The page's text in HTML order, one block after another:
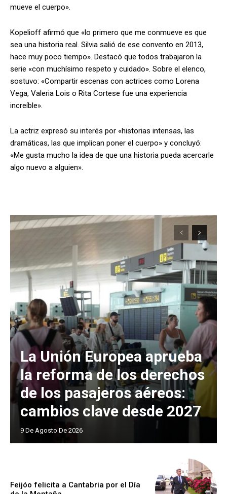
mueve el cuerpo».
Kopelioff afirmó que «lo primero que me conmueve es que
sea una historia real. Silvia salió de ese convento en 2013,
hace muy poco tiempo». Destacó que todos trabajaron la
serie «con muchísimo respeto y cuidado». Sobre el elenco,
sostuvo: «Compartir escenas con actrices como Lorena
Vega, Valeria Lois o Rita Cortese fue una experiencia
increíble».
La actriz expresó su interés por «historias intensas, las
dramáticas, las que implican poner el cuerpo» y concluyó:
«Me gusta mucho la idea de que una historia pueda acercarle
algo nuevo a alguien».
La Unión Europea aprueba
la reforma de los derechos
de los pasajeros aéreos:
cambios clave desde 2027
9 De Agosto De 2026
Feijóo felicita a Cantabria por el Día